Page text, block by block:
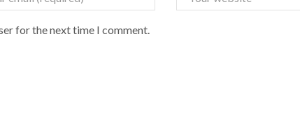
for the next time I comment.